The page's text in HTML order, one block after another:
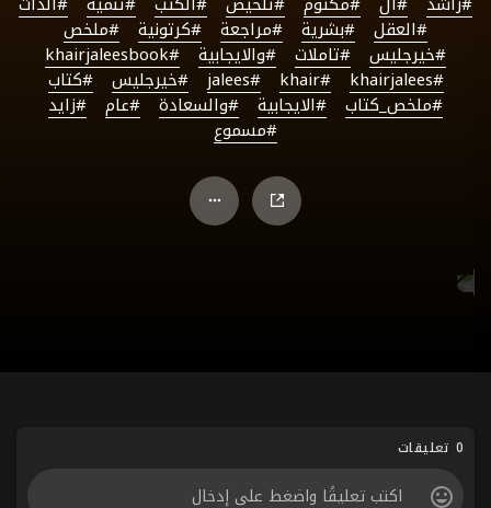
#العقل
#بشرية #مراجعة #كرتونية
#ملخص
#خيرجليس
#تاملات #والايجابية
#khairjaleesbook
#khairjalees
#khair
#jalees #خيرجليس
#كتاب
#ملخص_كتاب
#الايجابية #والسعادة #عام
#زايد
#مسموع
0 تعليقات